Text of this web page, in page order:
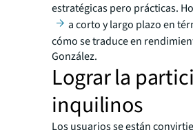
estratégicas pero prácticas.
a corto y largo plazo en
cómo se traduce en
González.
Lograr la
inquilinos
Los usuarios se están